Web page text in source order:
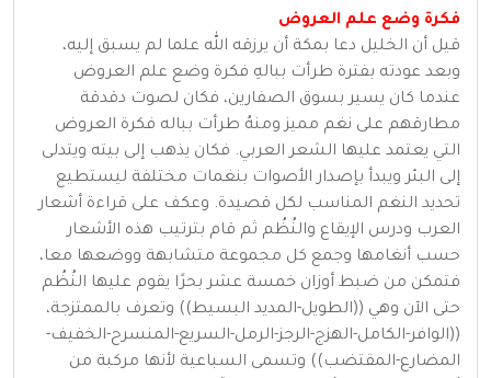
فكرة وضع علم العروض
قيل أن الخليل دعا بمكة أن يرزقه الله علما لم يسبق إليه،
وبعد عودته بفترة طرأت ببالهِ فكرة وضع علم العروض
عندما كان يسير بسوق الصفارين، فكان لصوت دقدقة
مطارقهم على نغم مميز ومنهُ طرأت بباله فكرة العروض
التي يعتمد عليها الشعر العربي. فكان يذهب إلى بيته ويتدلى
إلى البئر ويبدأ بإصدار الأصوات بنغمات مختلفة ليستطيع
تحديد النغم المناسب لكل قصيدة. وعكف على قراءة أشعار
العرب ودرس الإيقاع والنُظُم ثم قام بترتيب هذه الأشعار
حسب أنغامها وجمع كل مجموعة متشابهة ووضعها معا،
فتمكن من ضبط أوزان خمسة عشر بحرًا يقوم عليها النُظُم
حتى الآن وهي ((الطويل-المديد البسيط)) وتعرف بالممتزجة،
((الوافر-الكامل-الهزج-الرجز-الرمل-السريع-المنسرح-الخفيف-
المضارع-المقتضب)) وتسمى السباعية لأنها مركبة من